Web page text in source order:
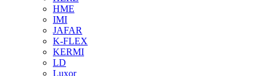
HME
IMI
JAFAR
K-FLEX
KERMI
LD
Luxor